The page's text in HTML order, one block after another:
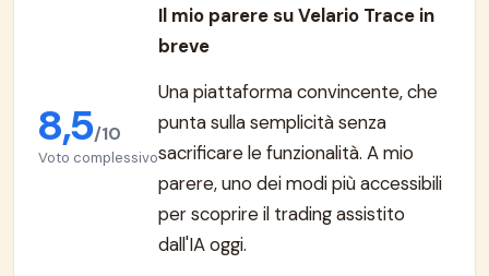
8,5/10
Voto complessivo
Il mio parere su Velario Trace in
breve
Una piattaforma convincente, che
punta sulla semplicità senza
sacrificare le funzionalità. A mio
parere, uno dei modi più accessibili
per scoprire il trading assistito
dall'IA oggi.